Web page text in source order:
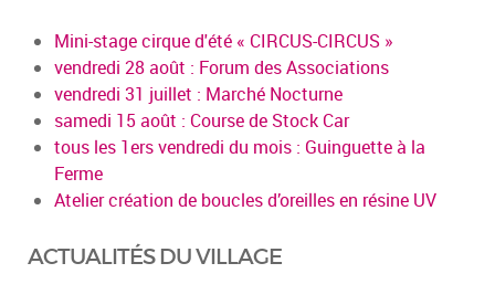
Mini-stage cirque d'été « CIRCUS-CIRCUS »
vendredi 28 août : Forum des Associations
vendredi 31 juillet : Marché Nocturne
samedi 15 août : Course de Stock Car
tous les 1ers vendredi du mois : Guinguette à la
Ferme
Atelier création de boucles d’oreilles en résine UV
ACTUALITÉS DU VILLAGE